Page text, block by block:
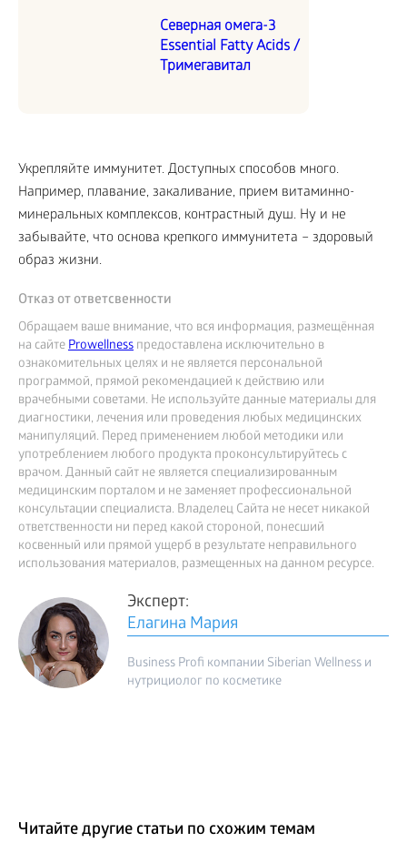
Северная омега-3
Essential Fatty Acids /
Тримегавитал
Укрепляйте иммунитет. Доступных способов много.
Например, плавание, закаливание, прием витаминно-
минеральных комплексов, контрастный душ. Ну и не
забывайте, что основа крепкого иммунитета – здоровый
образ жизни.
Отказ от ответсвенности
Обращаем ваше внимание, что вся информация, размещённая
на сайтеProwellness предоставлена исключительно в
ознакомительных целях и не является персональной
программой, прямой рекомендацией к действию или
врачебными советами. Не используйте данные материалы для
диагностики, лечения или проведения любых медицинских
манипуляций. Перед применением любой методики или
употреблением любого продукта проконсультируйтесь с
врачом. Данный сайт не является специализированным
медицинским порталом и не заменяет профессиональной
консультации специалиста. Владелец Сайта не несет никакой
ответственности ни перед какой стороной, понесший
косвенный или прямой ущерб в результате неправильного
использования материалов, размещенных на данном ресурсе.
Эксперт:
Елагина Мария
Business Profi компании Siberian Wellness и
нутрициолог по косметике
Читайте другие статьи по схожим темам